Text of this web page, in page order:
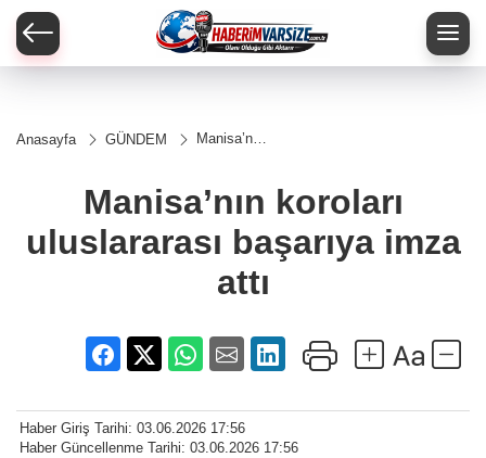
Anasayfa GÜNDEM
Manisa’nın
başarıya
imza attı
Manisa’nın koroları
uluslararası başarıya imza
attı
Haber Giriş Tarihi: 03.06.2026 17:56
Haber Güncellenme Tarihi: 03.06.2026 17:56